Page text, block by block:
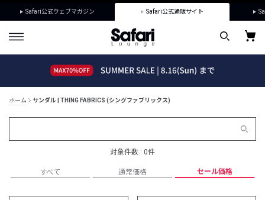
Safari公式ウェブマガジン Safari公式通販サイト
ホーム サンダル | THING FABRICS (シングファブリックス)
対象件数 : 0件
すべて 通常価格 セール価格